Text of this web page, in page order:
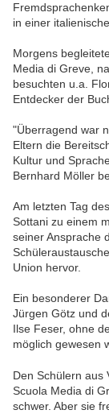
in einer
Morgens
Media di Greve,
besuchten u.a.
Entdecker der
"Überragend war
Eltern die
Kultur und
Bernhard Möller
Am letzten Tag
Sottani zu einem
seiner Ansprache
Union hervor.
Ein besonderer
Jürgen Götz und
Ilse Feser, ohne
möglich gewesen
Den Schülern
Scuola Media di
schwer. Aber sie